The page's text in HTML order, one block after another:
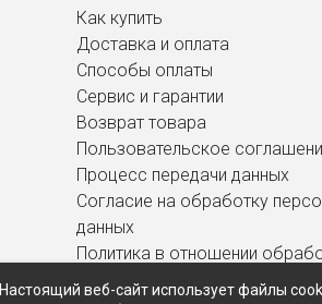
Как купить
Доставка и оплата
Способы оплаты
Сервис и гарантии
Возврат товара
Пользовательское
Процесс передачи данных
Согласие на обработку
данных
Политика в отношении
персональных данных
Настоящий веб-сайт использует файлы